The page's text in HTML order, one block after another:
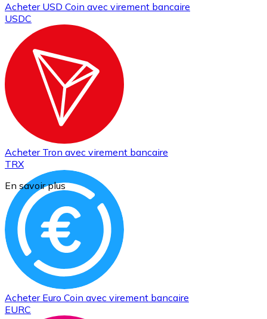
Acheter USD Coin avec virement bancaire
USDC
Acheter Tron avec virement bancaire
TRX
Acheter Euro Coin avec virement bancaire
EURC
En savoir plus